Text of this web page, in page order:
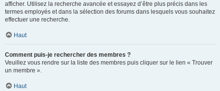
afficher. Utilisez la recherche avancée et essayez d’être plus précis dans les
termes employés et dans la sélection des forums dans lesquels vous souhaitez
effectuer une recherche.
Haut
Comment puis-je rechercher des membres ?
Veuillez vous rendre sur la liste des membres puis cliquer sur le lien « Trouver
un membre ».
Haut